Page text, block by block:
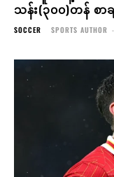
သန်း(၃၀၀)တန် စာ
SOCCER SPORTS AUTHOR -